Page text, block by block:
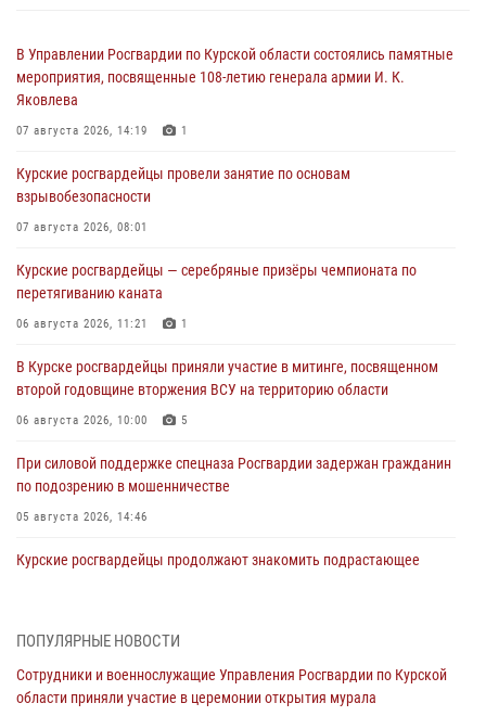
В Управлении Росгвардии по Курской области состоялись памятные
мероприятия, посвященные 108-летию генерала армии И. К.
Яковлева
07 августа 2026, 14:19 1
Курские росгвардейцы провели занятие по основам
взрывобезопасности
07 августа 2026, 08:01
Курские росгвардейцы — серебряные призёры чемпионата по
перетягиванию каната
06 августа 2026, 11:21 1
В Курске росгвардейцы приняли участие в митинге, посвященном
второй годовщине вторжения ВСУ на территорию области
06 августа 2026, 10:00 5
При силовой поддержке спецназа Росгвардии задержан гражданин
по подозрению в мошенничестве
05 августа 2026, 14:46
Курские росгвардейцы продолжают знакомить подрастающее
оздоровительных лагерях
05 августа 2026, 09:51
ПОПУЛЯРНЫЕ НОВОСТИ
Сотрудники и военнослужащие Управления Росгвардии по Курской
области приняли участие в церемонии открытия мурала